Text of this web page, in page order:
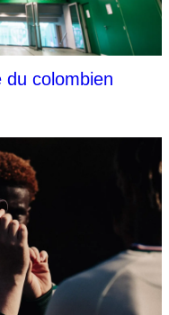
du colombien